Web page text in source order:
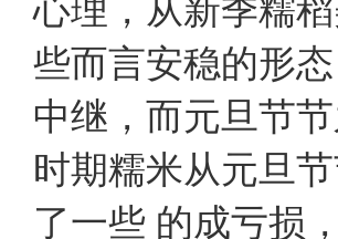
心理，从新季糯
些而言安稳的形
中继，而元旦节
时期糯米从元旦
了一些 的成亏损